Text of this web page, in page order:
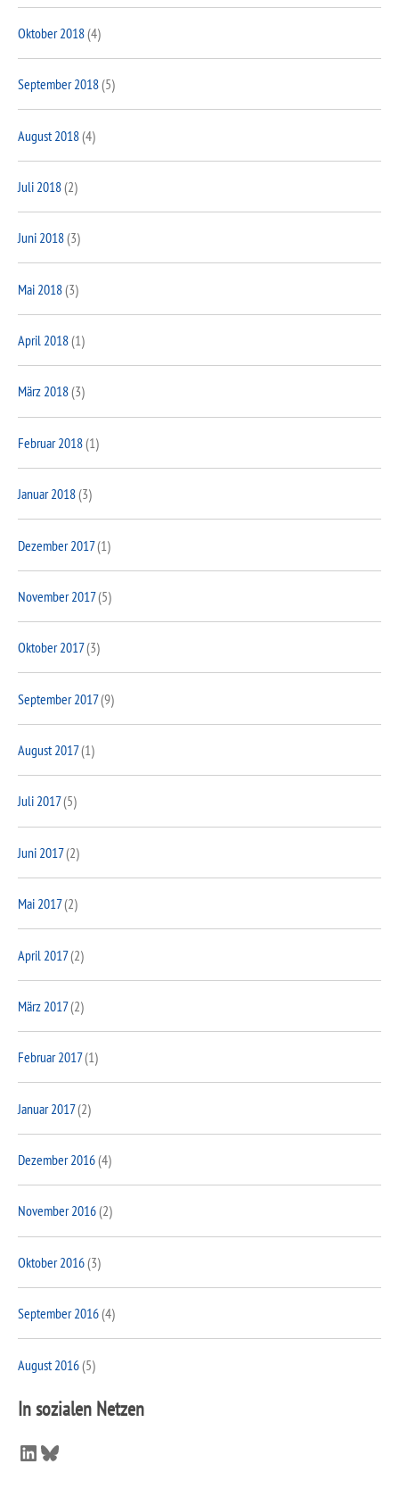
Oktober 2018(4)
September 2018(5)
August 2018(4)
Juli 2018(2)
Juni 2018(3)
Mai 2018(3)
April 2018(1)
März 2018(3)
Februar 2018(1)
Januar 2018(3)
Dezember 2017(1)
November 2017(5)
Oktober 2017(3)
September 2017(9)
August 2017(1)
Juli 2017(5)
Juni 2017(2)
Mai 2017(2)
April 2017(2)
März 2017(2)
Februar 2017(1)
Januar 2017(2)
Dezember 2016(4)
November 2016(2)
Oktober 2016(3)
September 2016(4)
August 2016(5)
In sozialen Netzen
LinkedIn
Bluesky